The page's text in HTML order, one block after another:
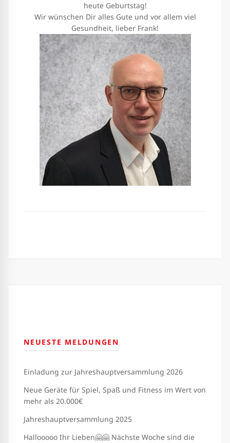
heute Geburtstag!
Wir wünschen Dir alles Gute und vor allem viel
Gesundheit, lieber Frank!
NEUESTE MELDUNGEN
Einladung zur Jahreshauptversammlung 2026
Neue Geräte für Spiel, Spaß und Fitness im Wert von
mehr als 20.000€
Jahreshauptversammlung 2025
Hallooooo Ihr Lieben🤗🤗 Nächste Woche sind die